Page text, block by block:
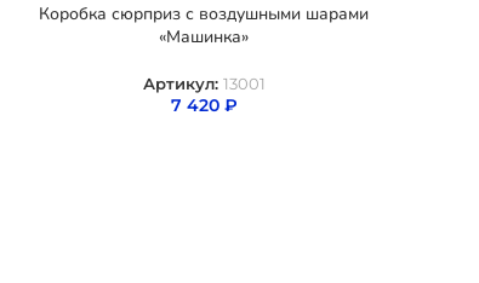
Коробка сюрприз с воздушными шарами
«Машинка»
Артикул: 13001
7 420 ₽